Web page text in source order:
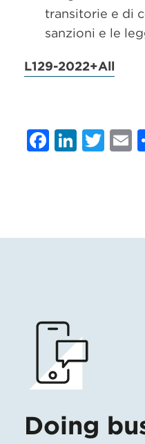
transitorie e di
sanzioni e le
L129-2022+All
Doing